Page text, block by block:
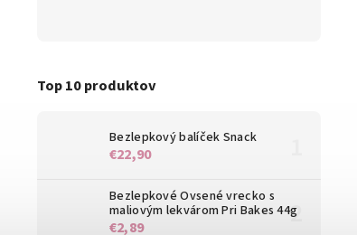
Top 10 produktov
Bezlepkový balíček Snack
€22,90
Bezlepkové Ovsené vrecko s
maliovým lekvárom Pri Bakes 44g
€2,89